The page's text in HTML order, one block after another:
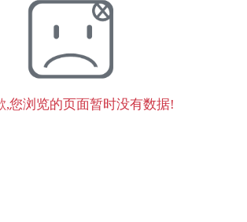
,您浏览的页面暂时没有数据!